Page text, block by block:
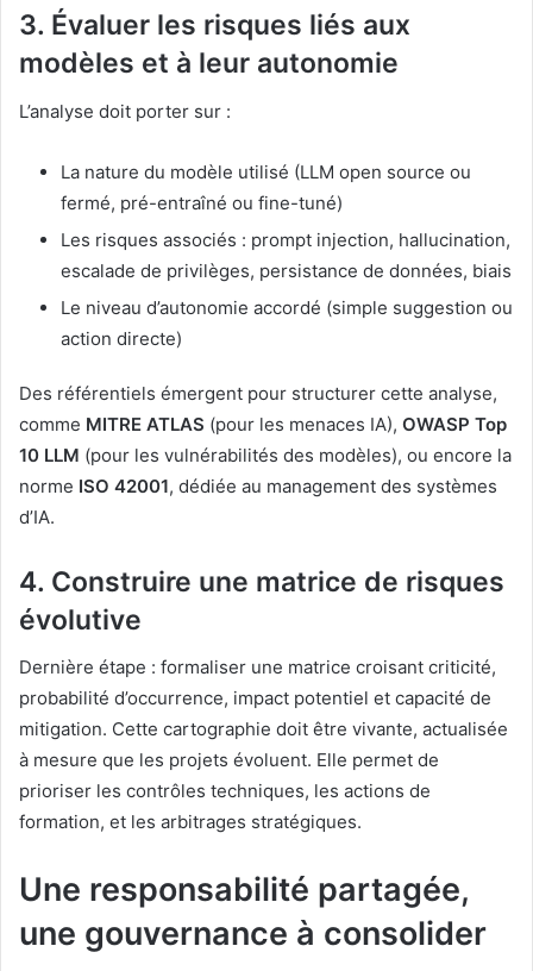
3. Évaluer les risques liés aux
modèles et à leur autonomie
L’analyse doit porter sur :
La nature du modèle utilisé (LLM open source ou
fermé, pré-entraîné ou fine-tuné)
Les risques associés : prompt injection, hallucination,
escalade de privilèges, persistance de données, biais
Le niveau d’autonomie accordé (simple suggestion ou
action directe)
Des référentiels émergent pour structurer cette analyse,
comme MITRE ATLAS (pour les menaces IA), OWASP Top
10 LLM (pour les vulnérabilités des modèles), ou encore la
norme ISO 42001, dédiée au management des systèmes
d’IA.
4. Construire une matrice de risques
évolutive
Dernière étape : formaliser une matrice croisant criticité,
probabilité d’occurrence, impact potentiel et capacité de
mitigation. Cette cartographie doit être vivante, actualisée
à mesure que les projets évoluent. Elle permet de
prioriser les contrôles techniques, les actions de
formation, et les arbitrages stratégiques.
Une responsabilité partagée,
une gouvernance à consolider